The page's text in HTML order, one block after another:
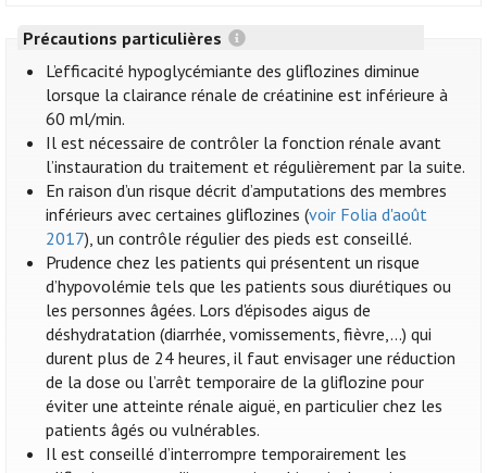
Précautions particulières
L’efficacité hypoglycémiante des gliflozines diminue
lorsque la clairance rénale de créatinine est inférieure à
60 ml/min.
Il est nécessaire de contrôler la fonction rénale avant
l’instauration du traitement et régulièrement par la suite.
En raison d’un risque décrit d’amputations des membres
inférieurs avec certaines gliflozines (voir Folia d'août
2017), un contrôle régulier des pieds est conseillé.
Prudence chez les patients qui présentent un risque
d’hypovolémie tels que les patients sous diurétiques ou
les personnes âgées. Lors d'épisodes aigus de
déshydratation (diarrhée, vomissements, fièvre,...) qui
durent plus de 24 heures, il faut envisager une réduction
de la dose ou l’arrêt temporaire de la gliflozine pour
éviter une atteinte rénale aiguë, en particulier chez les
patients âgés ou vulnérables.
Il est conseillé d’interrompre temporairement les